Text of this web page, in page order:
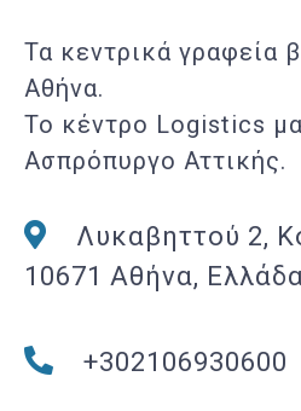
Τα κεντρικά γραφεία
Αθήνα.
Το κέντρο Logistics
Ασπρόπυργο Αττικής.
Λυκαβηττού 2,
10671 Αθήνα,
+302106930600